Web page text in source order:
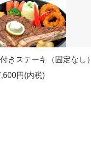
きステーキ（固定なし）
円(内税)